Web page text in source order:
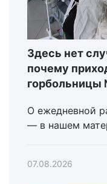
Здесь нет
почему
О ежедневной
— в нашем
07.08.2026